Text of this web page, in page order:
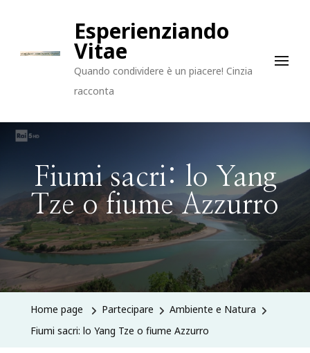
Esperienziando
Vitae
Quando condividere è un piacere! Cinzia
racconta
Fiumi sacri: lo Yang
Tze o fiume Azzurro
Home page Partecipare
Ambiente e Natura
Fiumi sacri: lo Yang Tze o fiume Azzurro